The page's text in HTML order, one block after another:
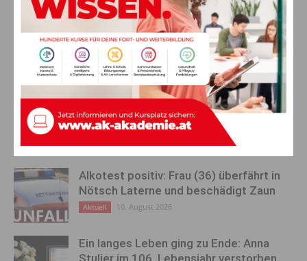
Der TikTok-Wachstum-
Blueprint: Mehr Follower, ohne
ständig Trends
hinterherzulaufen
Nächster Artikel
„Reparieren statt wegwerfen“:
Neues Leben für alte
Gegenstände in den
Karnischen Werkstätten
Alkotest positiv: Frau (36) überfährt in
Nötsch Laterne und beschädigt Zaun
Aktuell 10. August 2026
Ein langes Leben ging zu Ende: Anna